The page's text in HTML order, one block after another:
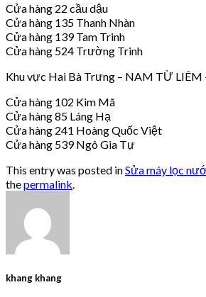
Cửa hàng 22 cầu dậu
Cửa hàng 135 Thanh Nhàn
Cửa hàng 139 Tam Trinh
Cửa hàng 524 Trường Trinh
Khu vực Hai Bà Trưng – NAM TỪ
Cửa hàng 102 Kim Mã
Cửa hàng 85 Láng Hạ
Cửa hàng 241 Hoàng Quốc Việt
Cửa hàng 539 Ngô Gia Tự
This entry was posted inSửa máy lọc
thepermalink
khang khang